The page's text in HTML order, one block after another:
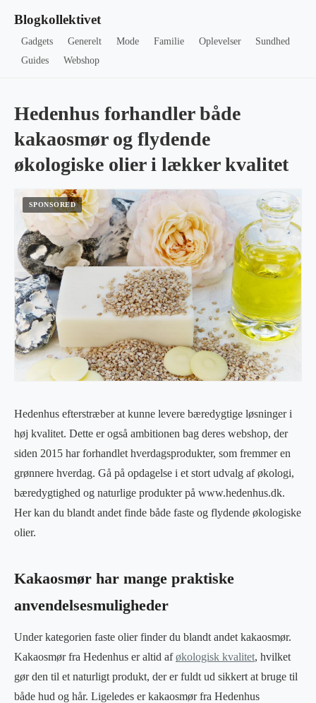
Blogkollektivet
Gadgets Generelt Mode Familie Oplevelser
Sundhed
Guides
Webshop
Hedenhus forhandler både
kakaosmør og flydende
økologiske olier i lækker kvalitet
Hedenhus efterstræber at kunne levere bæredygtige løsninger i
høj kvalitet. Dette er også ambitionen bag deres webshop, der
siden 2015 har forhandlet hverdagsprodukter, som fremmer en
grønnere hverdag. Gå på opdagelse i et stort udvalg af økologi,
bæredygtighed og naturlige produkter på www.hedenhus.dk.
Her kan du blandt andet finde både faste og flydende økologiske
olier.
Kakaosmør har mange praktiske
anvendelsesmuligheder
Under kategorien faste olier finder du blandt andet kakaosmør.
Kakaosmør fra Hedenhus er altid aføkologisk kvalitet, hvilket
gør den til et naturligt produkt, der er fuldt ud sikkert at bruge til
både hud og hår. Ligeledes er kakaosmør fra Hedenhus